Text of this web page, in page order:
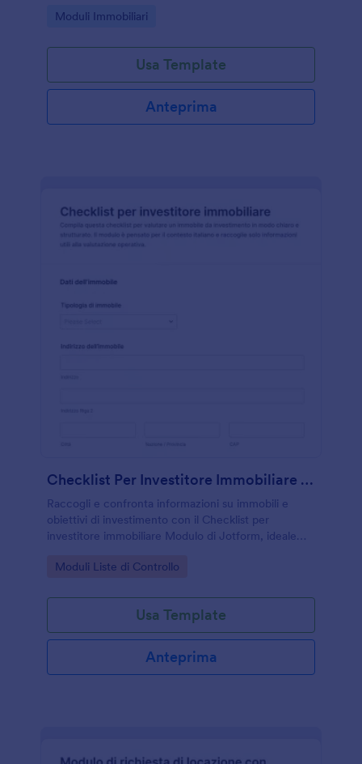
Jotform.
Go to Category:
Moduli Immobiliari
Usa Template
Anteprima
Checklist Per Investitore Immobiliare Form
Raccogli e confronta informazioni su immobili e
obiettivi di investimento con il Checklist per
investitore immobiliare Modulo di Jotform, ideale
gestiscono la raccolta dati online.
Go to Category:
Moduli Liste di Controllo
Usa Template
Anteprima